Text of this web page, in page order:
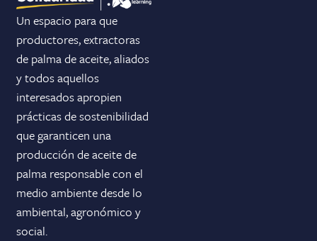
Un espacio para que
productores, extractoras
de palma de aceite, aliados
y todos aquellos
interesados apropien
prácticas de sostenibilidad
que garanticen una
producción de aceite de
palma responsable con el
medio ambiente desde lo
ambiental, agronómico y
social.